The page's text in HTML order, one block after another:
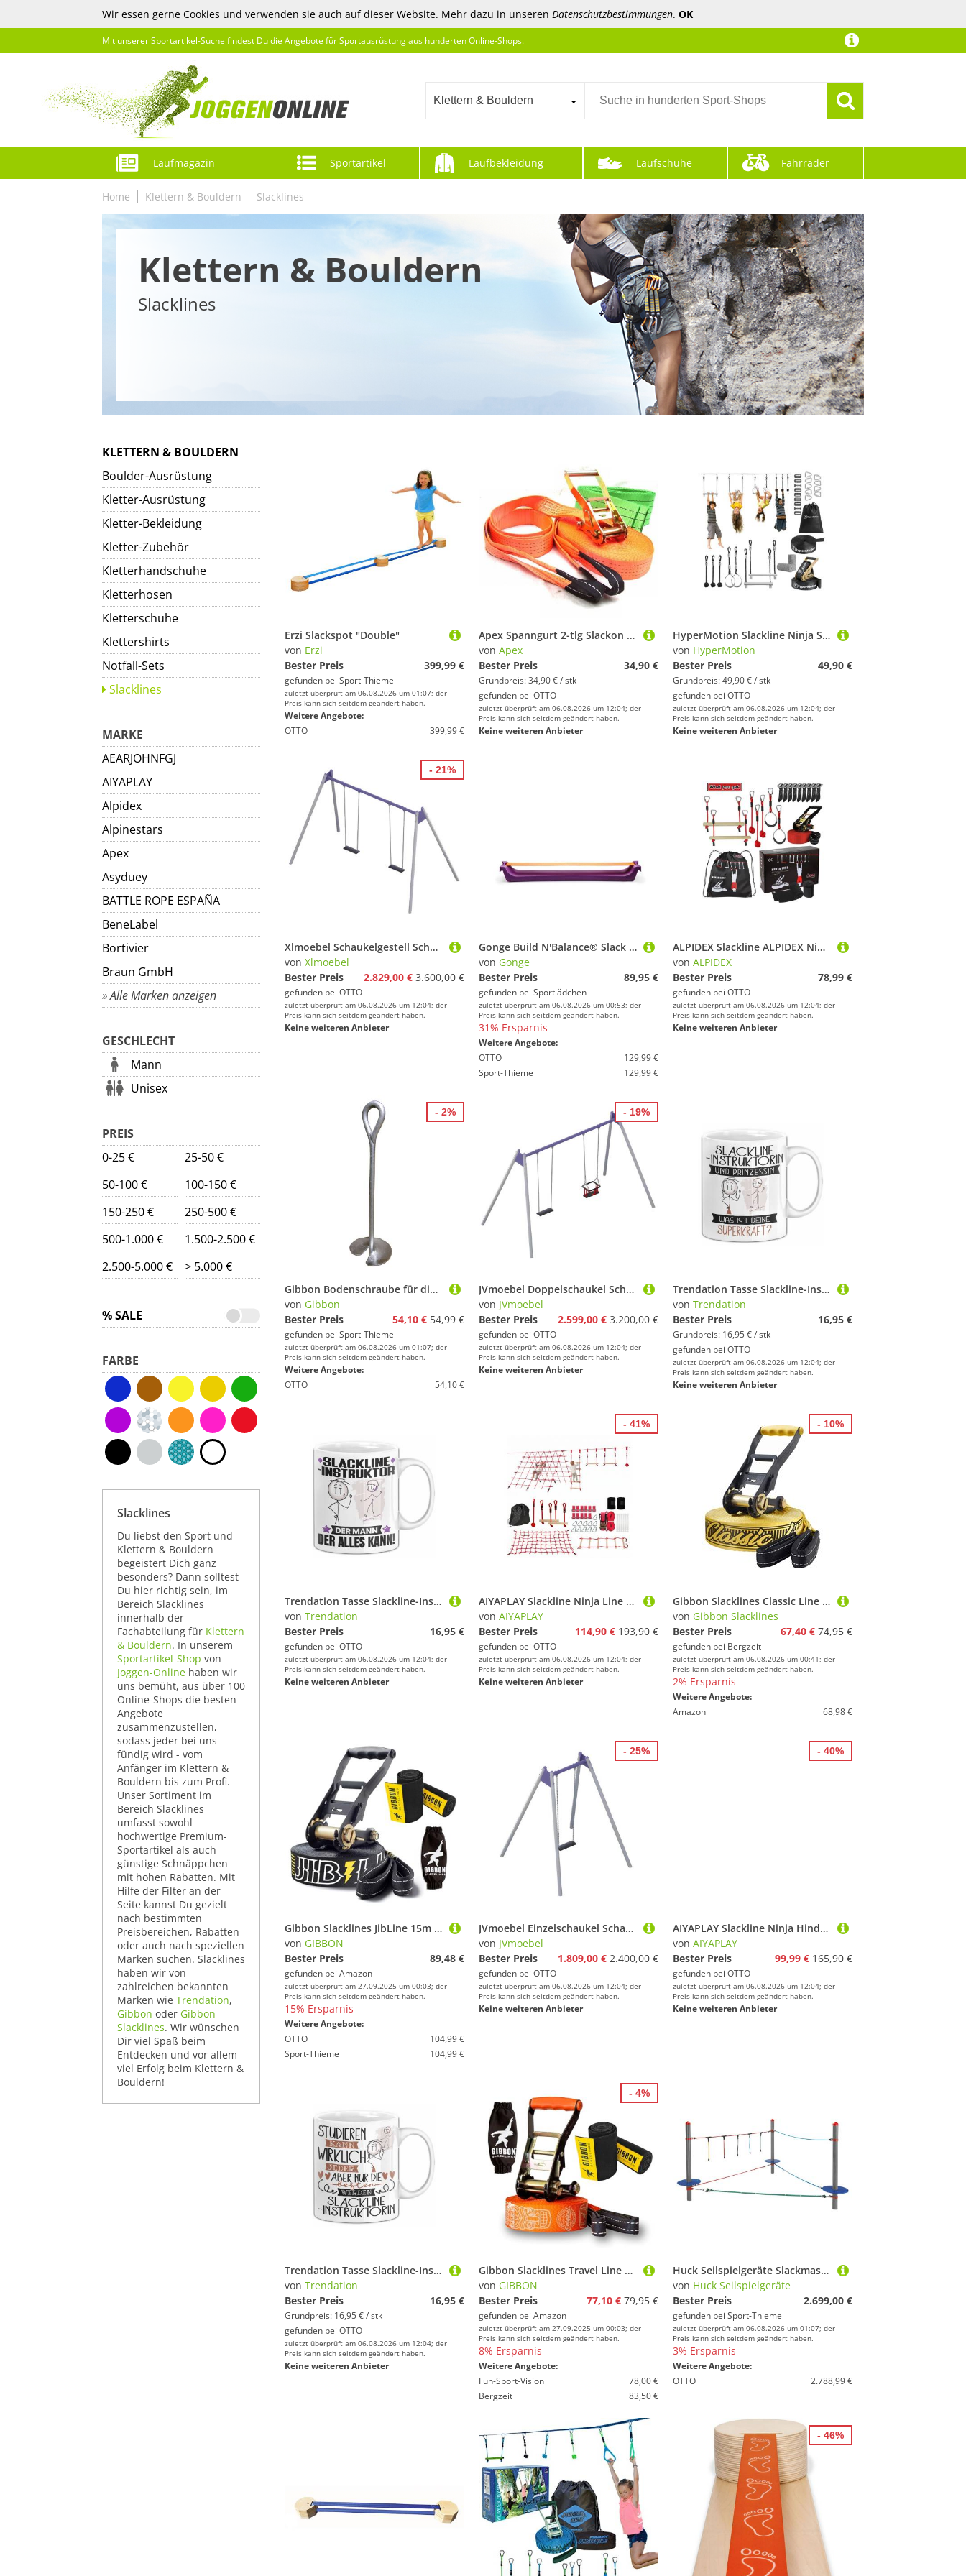
Wir essen gerne Cookies und verwenden sie auch auf dieser Website. Mehr dazu in unseren Datenschutzbestimmungen. OK
Mit unserer Sportartikel-Suche findest Du die Angebote für Sportausrüstung aus hunderten Online-Shops.
Klettern & Bouldern
Laufmagazin Sportartikel Laufbekleidung Laufschuhe Fahrräder
Home Klettern & Bouldern Slacklines
Klettern & Bouldern
Slacklines
KLETTERN & BOULDERN
Boulder-Ausrüstung
Kletter-Ausrüstung
Kletter-Bekleidung
Kletter-Zubehör
Kletterhandschuhe
Kletterhosen
Kletterschuhe
Klettershirts
Notfall-Sets
Slacklines
MARKE
AEARJOHNFGJ
AIYAPLAY
Alpidex
Alpinestars
Apex
Asyduey
BATTLE ROPE ESPAÑA
BeneLabel
Bortivier
Braun GmbH
» Alle Marken anzeigen
GESCHLECHT
Mann
Unisex
PREIS
0-25 €
25-50 €
50-100 €
100-150 €
150-250 €
250-500 €
500-1.000 €
1.500-2.500 €
2.500-5.000 €
> 5.000 €
% SALE
FARBE
Slacklines
Du liebst den Sport und
Klettern & Bouldern
begeistert Dich ganz
besonders? Dann solltest
Du hier richtig sein, im
Bereich Slacklines
innerhalb der
Fachabteilung für Klettern
& Bouldern. In unserem
Sportartikel-Shop von
Joggen-Online haben wir
uns bemüht, aus über 100
Online-Shops die besten
Angebote
zusammenzustellen,
sodass jeder bei uns
fündig wird - vom
Anfänger im Klettern &
Bouldern bis zum Profi.
Unser Sortiment im
Bereich Slacklines
umfasst sowohl
hochwertige Premium-
Sportartikel als auch
günstige Schnäppchen
mit hohen Rabatten. Mit
Hilfe der Filter an der
Seite kannst Du gezielt
nach bestimmten
Preisbereichen, Rabatten
oder auch nach speziellen
Marken suchen. Slacklines
haben wir von
zahlreichen bekannten
Marken wie Trendation,
Gibbon oder Gibbon
Slacklines. Wir wünschen
Dir viel Spaß beim
Entdecken und vor allem
viel Erfolg beim Klettern &
Bouldern!
Erzi Slackspot "Double"
von Erzi
Bester Preis
399,99 €
gefunden bei Sport-Thieme
zuletzt überprüft am 06.08.2026 um 01:07; der
Preis kann sich seitdem geändert haben.
Weitere Angebote:
OTTO
399,99 €
Apex Spanngurt 2-tlg Slackon Slackline Set, 50mm, 20m inkl Baumschutz Slacken B0060
von Apex
Bester Preis
34,90 €
Grundpreis: 34,90 € / stk
gefunden bei OTTO
zuletzt überprüft am 06.08.2026 um 12:04; der
Preis kann sich seitdem geändert haben.
Keine weiteren Anbieter
HyperMotion Slackline Ninja Slackline-Set für Kinder – Mit 7 Hindernissen & Tasche
von HyperMotion
Bester Preis
49,90 €
Grundpreis: 49,90 € / stk
gefunden bei OTTO
zuletzt überprüft am 06.08.2026 um 12:04; der
Preis kann sich seitdem geändert haben.
Keine weiteren Anbieter
Xlmoebel Schaukelgestell Schaukelplatz mit Schaukelstuhl, Spielbereich und Slackline, (Schaukelplatz, Schaukelplatz), Hergestellt in Europa
von Xlmoebel
Bester Preis
2.829,00 € 3.600,00 €
gefunden bei OTTO
zuletzt überprüft am 06.08.2026 um 12:04; der
Preis kann sich seitdem geändert haben.
Keine weiteren Anbieter
- 21%
Gonge Build N'Balance® Slack Line
von Gonge
Bester Preis
89,95 €
gefunden bei Sportlädchen
zuletzt überprüft am 06.08.2026 um 00:53; der
Preis kann sich seitdem geändert haben.
31% Ersparnis
Weitere Angebote:
OTTO
129,99 €
Sport-Thieme
129,99 €
ALPIDEX Slackline ALPIDEX Ninja Line Set für Jugendliche und Erwachsene
von ALPIDEX
Bester Preis
78,99 €
gefunden bei OTTO
zuletzt überprüft am 06.08.2026 um 12:04; der
Preis kann sich seitdem geändert haben.
Keine weiteren Anbieter
Gibbon Bodenschraube für die Befestigung der Slackline, 70 cm
von Gibbon
Bester Preis
54,10 € 54,99 €
gefunden bei Sport-Thieme
zuletzt überprüft am 06.08.2026 um 01:07; der
Preis kann sich seitdem geändert haben.
Weitere Angebote:
OTTO
54,10 €
- 2%
JVmoebel Doppelschaukel Schaukelplatz mit Slackline, Schaukel und Kinderkarussell, Made in Europa
von JVmoebel
Bester Preis
2.599,00 € 3.200,00 €
gefunden bei OTTO
zuletzt überprüft am 06.08.2026 um 12:04; der
Preis kann sich seitdem geändert haben.
Keine weiteren Anbieter
- 19%
Trendation Tasse Slackline-Instruktorin Und Prinzessin Tasse Geschenk Für Eine Slackl
von Trendation
Bester Preis
16,95 €
Grundpreis: 16,95 € / stk
gefunden bei OTTO
zuletzt überprüft am 06.08.2026 um 12:04; der
Preis kann sich seitdem geändert haben.
Keine weiteren Anbieter
Trendation Tasse Slackline-Instruktor Tasse Geschenk für Slackline-Instruktor Der Mann, Keramik
von Trendation
Bester Preis
16,95 €
gefunden bei OTTO
zuletzt überprüft am 06.08.2026 um 12:04; der
Preis kann sich seitdem geändert haben.
Keine weiteren Anbieter
AIYAPLAY Slackline Ninja Line Kinder mit Turnringe, Schaukel, Kletterleiter, für 3-6 Jahre Kinder Rot
von AIYAPLAY
Bester Preis
114,90 € 193,90 €
gefunden bei OTTO
zuletzt überprüft am 06.08.2026 um 12:04; der
Preis kann sich seitdem geändert haben.
Keine weiteren Anbieter
- 41%
Gibbon Slacklines Classic Line Slackline
von Gibbon Slacklines
Bester Preis
67,40 € 74,95 €
gefunden bei Bergzeit
zuletzt überprüft am 06.08.2026 um 00:41; der
Preis kann sich seitdem geändert haben.
2% Ersparnis
Weitere Angebote:
Amazon
68,98 €
- 10%
Gibbon Slacklines JibLine 15m Trickline Set inkl. Ratschenschutz | Baumschutz | Sicherheitsverschluss | Bruchlast 30Kn, 5cm Breite | Optimierter Halt | für Freestyler, Adrenalinjunkies, Urban Slacker
von GIBBON
Bester Preis
89,48 €
gefunden bei Amazon
zuletzt überprüft am 27.09.2025 um 00:03; der
Preis kann sich seitdem geändert haben.
15% Ersparnis
Weitere Angebote:
OTTO
104,99 €
Sport-Thieme
104,99 €
JVmoebel Einzelschaukel Schaukelplatz mit Schaukel, Slackline und Kinderkarussell, Made in Europa
von JVmoebel
Bester Preis
1.809,00 € 2.400,00 €
gefunden bei OTTO
zuletzt überprüft am 06.08.2026 um 12:04; der
Preis kann sich seitdem geändert haben.
Keine weiteren Anbieter
- 25%
AIYAPLAY Slackline Ninja Hindernisparcours Set 10 m mit Turnringen & Spinnerrad, Trainingsausrüstungsset für Kinder
von AIYAPLAY
Bester Preis
99,99 € 165,90 €
gefunden bei OTTO
zuletzt überprüft am 06.08.2026 um 12:04; der
Preis kann sich seitdem geändert haben.
Keine weiteren Anbieter
- 40%
Trendation Tasse Slackline-Instruktorin Tasse Lustiges Geschenk Studieren Kann Wirkli
von Trendation
Bester Preis
16,95 €
Grundpreis: 16,95 € / stk
gefunden bei OTTO
zuletzt überprüft am 06.08.2026 um 12:04; der
Preis kann sich seitdem geändert haben.
Keine weiteren Anbieter
Gibbon Slacklines Travel Line | Leichtes, Kompaktes 15m Slackline-Set für Anfänger & Fortgeschrittene | TÜV-geprüft | inkl. Ratschenschutz & TreeWear | Ideal für Reisen & Urlaub
von GIBBON
Bester Preis
77,10 € 79,95 €
gefunden bei Amazon
zuletzt überprüft am 27.09.2025 um 00:03; der
Preis kann sich seitdem geändert haben.
8% Ersparnis
Weitere Angebote:
Fun-Sport-Vision
78,00 €
Bergzeit
83,50 €
- 4%
Huck Seilspielgeräte Slackmaster
von Huck Seilspielgeräte
Bester Preis
2.699,00 €
gefunden bei Sport-Thieme
zuletzt überprüft am 06.08.2026 um 01:07; der
Preis kann sich seitdem geändert haben.
3% Ersparnis
Weitere Angebote:
OTTO
2.788,99 €
- 46%